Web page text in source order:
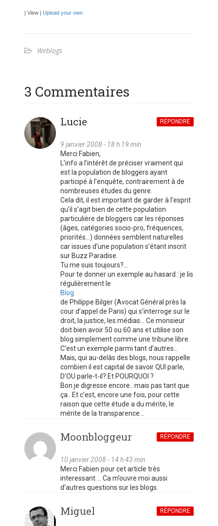
| View | Upload your own
Weblogs
3 Commentaires
Lucie
9 janvier 2008 - 18 h 19 min
RÉPONDRE
Merci Fabien,
L’info a l’intérêt de préciser vraiment qui
est la population de bloggers ayant
participé à l’enquête, contrairement à de
nombreuses études du genre.
Cela dit, il est important de garder à l’esprit
qu’il s’agit bien de cette population
particulière de bloggers car les réponses
(âges, catégories socio-pro, fréquences,
priorités…) données semblent naturelles
car issues d’une population s’étant inscrit
sur Buzz Paradise.
Tu me suis toujours?…
Pour te donner un exemple au hasard : je lis
régulièrement le
Blog
de Philippe Bilger (Avocat Général près la
cour d’appel de Paris) qui s’interroge sur le
droit, la justice, les médias… Ce monsieur
doit bien avoir 50 ou 60 ans et utilise son
blog simplement comme une tribune libre.
C’est un exemple parmi tant d’autres…
Mais, qui au-delàs des blogs, nous rappelle
combien il est capital de savoir QUI parle,
D’OU parle-t-il? Et POURQUOI ?
Bon je digresse encore.. mais pas tant que
ça.. Et c’est, encore une fois, pour cette
raison que cette étude a du mérite, le
mérite de la transparence…
Moonbloggeur
10 janvier 2008 - 14 h 43 min
RÉPONDRE
Merci Fabien pour cet article très
interessant … Ca m’ouvre moi aussi
d’autres questions sur les blogs.
Miguel RÉPONDRE